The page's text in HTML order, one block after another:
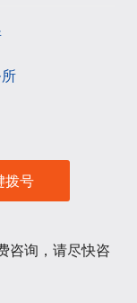
拨号
咨询，请尽快咨